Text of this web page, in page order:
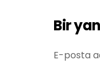
Bir
E-posta